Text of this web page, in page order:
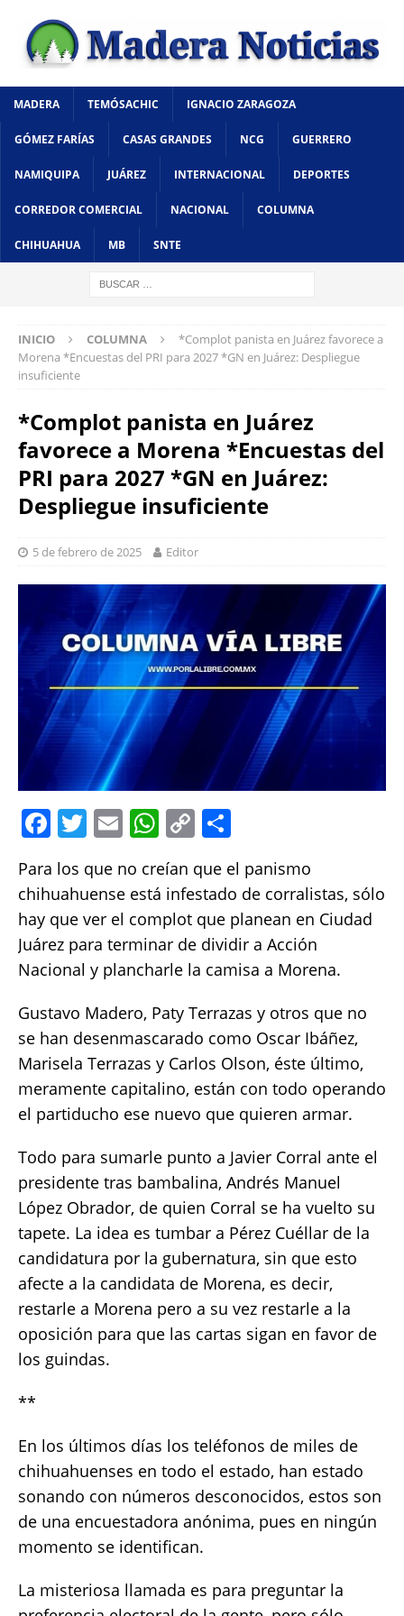
MADERA TEMÓSACHIC IGNACIO ZARAGOZA
GÓMEZ FARÍAS CASAS GRANDES NCG GUERRERO
NAMIQUIPA JUÁREZ INTERNACIONAL DEPORTES
CORREDOR COMERCIAL NACIONAL COLUMNA
CHIHUAHUA MB SNTE
INICIO COLUMNA
*Complot panista en Juárez favorece a
Morena *Encuestas del PRI para 2027 *GN en Juárez: Despliegue
insuficiente
*Complot panista en Juárez
favorece a Morena *Encuestas del
PRI para 2027 *GN en Juárez:
Despliegue insuficiente
5 de febrero de 2025 Editor
F
a
c
e
b
o
k
T
it
te
r
E
ai
l
W
h
at
s
A
p
C
p
y
Li
n
h
a
re
Para los que no creían que el panismo
chihuahuense está infestado de corralistas, sólo
hay que ver el complot que planean en Ciudad
Juárez para terminar de dividir a Acción
Nacional y plancharle la camisa a Morena.
Gustavo Madero, Paty Terrazas y otros que no
se han desenmascarado como Oscar Ibáñez,
Marisela Terrazas y Carlos Olson, éste último,
meramente capitalino, están con todo operando
el partiducho ese nuevo que quieren armar.
Todo para sumarle punto a Javier Corral ante el
presidente tras bambalina, Andrés Manuel
López Obrador, de quien Corral se ha vuelto su
tapete. La idea es tumbar a Pérez Cuéllar de la
candidatura por la gubernatura, sin que esto
afecte a la candidata de Morena, es decir,
restarle a Morena pero a su vez restarle a la
oposición para que las cartas sigan en favor de
los guindas.
**
En los últimos días los teléfonos de miles de
chihuahuenses en todo el estado, han estado
sonando con números desconocidos, estos son
de una encuestadora anónima, pues en ningún
momento se identifican.
La misteriosa llamada es para preguntar la